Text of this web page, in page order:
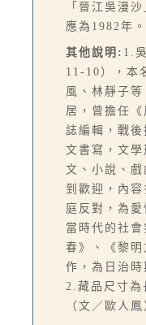
「晉江吳漫
應為1982年
其他說明: 1.
11-10），本
風、林靜子
居，曾擔任
誌編輯，戰
文書寫，文
文、小說、
到歡迎，內
庭反對，為
當時代的社
春》、《黎
作，為日治時
2.藏品尺寸為
（文／歐人鳳